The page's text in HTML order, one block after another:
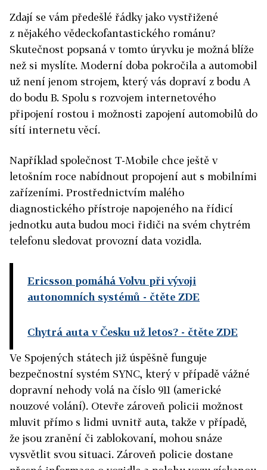
Zdají se vám předešlé řádky jako vystřižené
z nějakého vědeckofantastického románu?
Skutečnost popsaná v tomto úryvku je možná blíže
než si myslíte. Moderní doba pokročila a automobil
už není jenom strojem, který vás dopraví z bodu A
do bodu B. Spolu s rozvojem internetového
připojení rostou i možnosti zapojení automobilů do
sítí internetu věcí.
Například společnost T-Mobile chce ještě v
letošním roce nabídnout propojení aut s mobilními
zařízeními. Prostřednictvím malého
diagnostického přístroje napojeného na řídicí
jednotku auta budou moci řidiči na svém chytrém
telefonu sledovat provozní data vozidla.
Ericsson pomáhá Volvu při vývoji
autonomních systémů - čtěte ZDE
Chytrá auta v Česku už letos? - čtěte ZDE
Ve Spojených státech již úspěšně funguje
bezpečnostní systém SYNC, který v případě vážné
dopravní nehody volá na číslo 911 (americké
nouzové volání). Otevře zároveň policii možnost
mluvit přímo s lidmi uvnitř auta, takže v případě,
že jsou zranění či zablokovaní, mohou snáze
vysvětlit svou situaci. Zároveň policie dostane